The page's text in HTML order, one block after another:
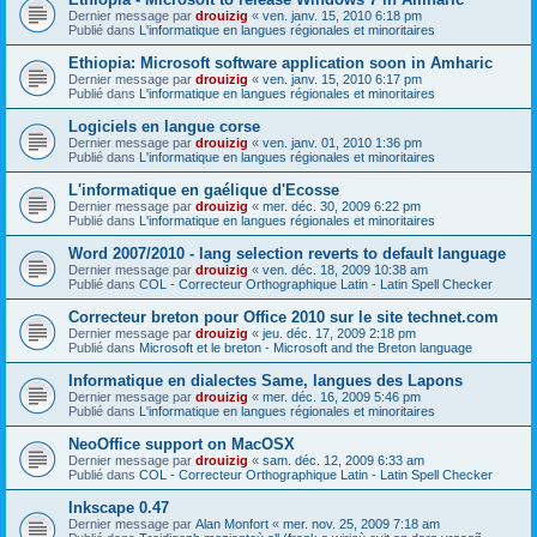
Dernier message par drouizig « ven. janv. 15, 2010 6:18 pm
Publié dans L'informatique en langues régionales et minoritaires
Ethiopia: Microsoft software application soon in Amharic
Dernier message par drouizig « ven. janv. 15, 2010 6:17 pm
Publié dans L'informatique en langues régionales et minoritaires
Logiciels en langue corse
Dernier message par drouizig « ven. janv. 01, 2010 1:36 pm
Publié dans L'informatique en langues régionales et minoritaires
L'informatique en gaélique d'Ecosse
Dernier message par drouizig « mer. déc. 30, 2009 6:22 pm
Publié dans L'informatique en langues régionales et minoritaires
Word 2007/2010 - lang selection reverts to default language
Dernier message par drouizig « ven. déc. 18, 2009 10:38 am
Publié dans COL - Correcteur Orthographique Latin - Latin Spell Checker
Correcteur breton pour Office 2010 sur le site technet.com
Dernier message par drouizig « jeu. déc. 17, 2009 2:18 pm
Publié dans Microsoft et le breton - Microsoft and the Breton language
Informatique en dialectes Same, langues des Lapons
Dernier message par drouizig « mer. déc. 16, 2009 5:46 pm
Publié dans L'informatique en langues régionales et minoritaires
NeoOffice support on MacOSX
Dernier message par drouizig « sam. déc. 12, 2009 6:33 am
Publié dans COL - Correcteur Orthographique Latin - Latin Spell Checker
Inkscape 0.47
Dernier message par Alan Monfort « mer. nov. 25, 2009 7:18 am